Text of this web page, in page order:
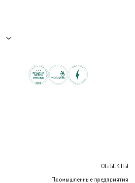
ОБЪЕКТЫ
Промышленные предприятия